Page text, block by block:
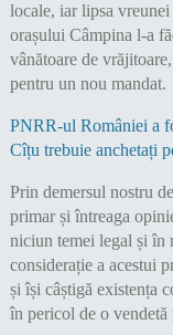
locale, iar lipsa
orașului Câmpina l-a
vânătoare de
pentru un nou mandat.
PNRR-ul României a
Cîțu trebuie anchetați
Prin demersul nostru
primar și întreaga
niciun temei legal și în
considerație a acestui
și își câștigă existența
în pericol de o vendetă